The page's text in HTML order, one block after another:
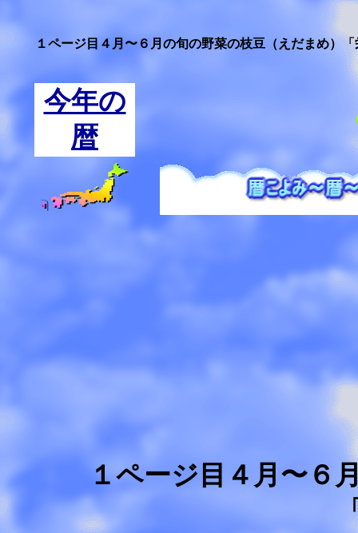
１ページ目４月〜６月の旬の野菜の枝豆（えだまめ）
今年の
暦
１ページ目４月〜６